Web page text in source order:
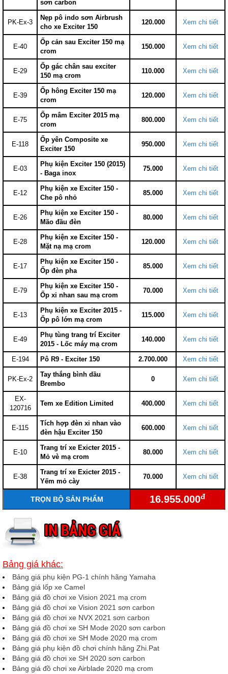
sơn carbon
PK-Ex-3
Nẹp pô indo sơn Airbrush
cho xe Exciter 150
120.000 Xem chi tiết
E-40
Ốp cản sau Exciter 150 mạ
crom
150.000 Xem chi tiết
E-29
Ốp gác chân sau exciter
150 mạ crom
110.000 Xem chi tiết
E-39
Ốp hông Exciter 150 mạ
crom
120.000 Xem chi tiết
E-75
Ốp mâm Exciter 2015 mạ
crom
800.000 Xem chi tiết
E-118
Ốp yên Composite xe
Exciter 150
950.000 Xem chi tiết
E-03
Phụ kiện Exciter 150 (2015)
- Baga inox
75.000 Xem chi tiết
E-12
Phụ kiện xe Exciter 150 -
Che pô nhỏ
85.000 Xem chi tiết
E-26
Phụ kiện xe Exciter 150 -
Mão đầu đèn
80.000 Xem chi tiết
E-28
Phụ kiện xe Exciter 150 -
Mặt nạ mạ crom
120.000 Xem chi tiết
E-17
Phụ kiện xe Exciter 150 -
Ốp đèn pha
85.000 Xem chi tiết
E-79
Phụ kiện xe Exciter 150 -
Ốp xi nhan sau mạ crom
70.000 Xem chi tiết
E-13
Phụ kiện xe Exciter 2015 -
Ốp pô lớn mạ crom
115.000 Xem chi tiết
E-49
Phụ tùng trang trí Exciter
2015 - Lốc máy mạ crom
140.000 Xem chi tiết
E-194 Pô R9 - Exciter 150 2.700.000 Xem chi tiết
PK-Ex-2
Tay thắng bình dầu
Brembo
0 Xem chi tiết
EX-
120716
Tem xe Edition Limited 400.000 Xem chi tiết
E-115
Tích hợp đèn xi nhan vào
đèn hậu Exciter 150
600.000 Xem chi tiết
E-10
Trang trí xe Exicter 2015 -
Mỏ vè mạ crom
80.000 Xem chi tiết
E-38
Trang trí xe Exicter 2015 -
Yếm mỏ cày
70.000 Xem chi tiết
TRỌN BỘ SẢN PHẨM 16.955.000đ
Bảng giá khác:
Bảng giá phụ kiện PG-1 chính hãng Yamaha
Bảng giá lốp xe Camel
Bảng giá đồ chơi xe Vision 2021 mạ crom
Bảng giá đồ chơi xe Vision 2021 sơn carbon
Bảng giá đồ chơi xe NVX 2021 sơn carbon
Bảng giá đồ chơi xe SH Mode 2020 sơn carbon
Bảng giá đồ chơi xe SH Mode 2020 mạ crom
Bảng giá phụ kiện đồ chơi chính hãng Zhi.Pat
Bảng giá đồ chơi xe SH 2020 sơn carbon
Bảng giá đồ chơi xe Airblade 2020 mạ crom